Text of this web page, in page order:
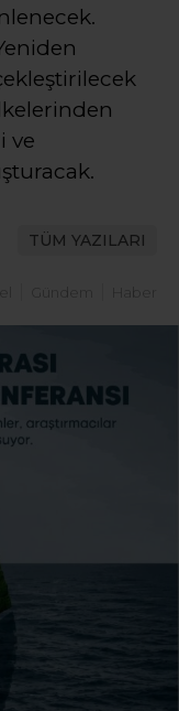
ve
TÜM YAZILARI
Gündem Haber